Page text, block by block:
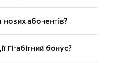
нових абонентів?
Гігабітний бонус?